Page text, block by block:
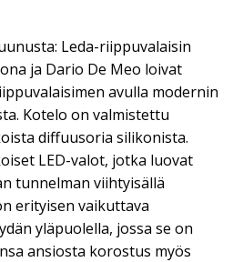
Leda-riippuvalaisin
ja Dario De Meo loivat
avulla modernin
Kotelo on valmistettu
diffuusoria silikonista.
LED-valot, jotka luovat
tunnelman viihtyisällä
erityisen vaikuttava
yläpuolella, jossa se on
ansiosta korostus myös